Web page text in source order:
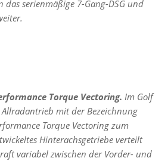
das serienmäßige 7-Gang-DSG und
Torque Vectoring. Im Golf
mit der Bezeichnung
Torque Vectoring zum
Hinterachsgetriebe verteilt
variabel zwischen der Vorder- und